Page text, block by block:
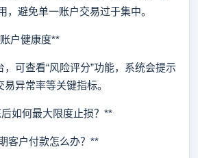
，避免单一账户交易过于集中。
户健康度**
查看“风险评分”功能，系统会提示
异常率等关键指标。
如何最大限度止损？**
户付款怎么办？**